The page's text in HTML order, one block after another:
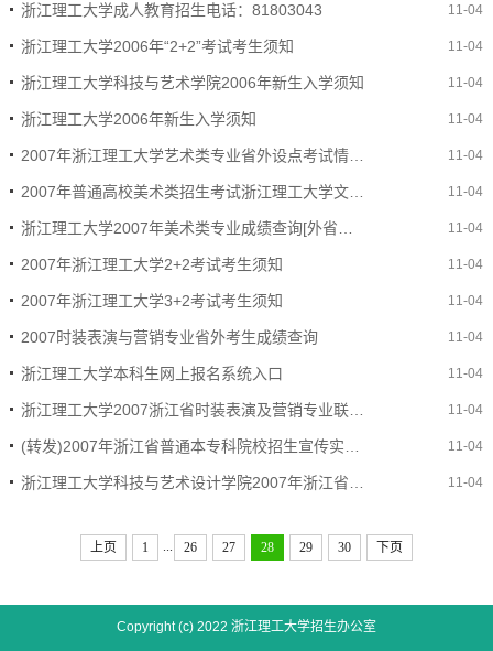
浙江理工大学成人教育招生电话：81803043 11-04
浙江理工大学2006年“2+2”考试考生须知 11-04
浙江理工大学科技与艺术学院2006年新生入学须知 11-04
浙江理工大学2006年新生入学须知 11-04
2007年浙江理工大学艺术类专业省外设点考试情况一览表 11-04
2007年普通高校美术类招生考试浙江理工大学文一校区考点设点院校考试情况一览表 11-04
11-04
2007年浙江理工大学2+2考试考生须知 11-04
2007年浙江理工大学3+2考试考生须知 11-04
2007时装表演与营销专业省外考生成绩查询 11-04
浙江理工大学本科生网上报名系统入口 11-04
浙江理工大学2007浙江省时装表演及营销专业联考成绩查询 11-04
11-04
11-04
上页 1 ... 26 27 28 29 30 下页
Copyright (c) 2022 浙江理工大学招生办公室